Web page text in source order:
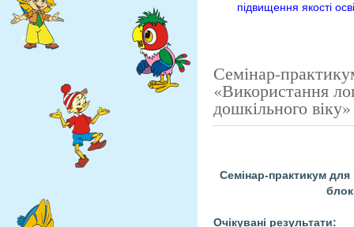
підвищення якості
Семінар-
«Використання
дошкільного віку»
Семінар-практикум
Очікувані результати: